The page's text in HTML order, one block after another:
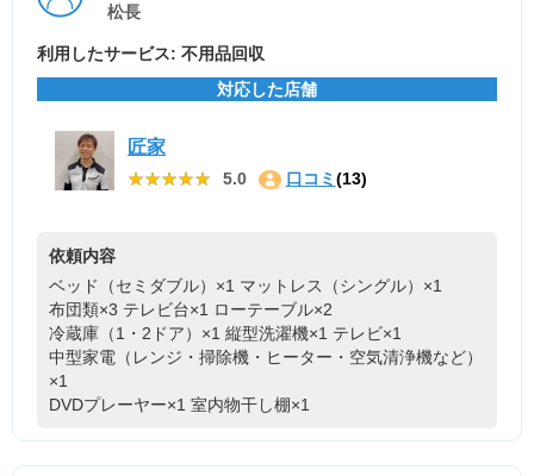
松長
利用したサービス: 不用品回収
対応した店舗
匠家
★★★★★
★★★★★ 5.0 口コミ (13)
依頼内容
ベッド（セミダブル）×1 マットレス（シングル）×1
布団類×3 テレビ台×1 ローテーブル×2
冷蔵庫（1・2ドア）×1 縦型洗濯機×1 テレビ×1
中型家電（レンジ・掃除機・ヒーター・空気清浄機など）
×1
DVDプレーヤー×1 室内物干し棚×1